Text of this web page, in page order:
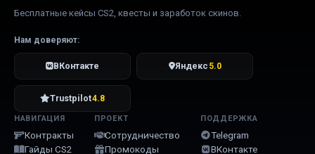
Бесплатные кейсы CS2, квесты и заработок скинов.
Нам доверяют:
ВКонтакте Яндекс 5.0
Trustpilot4.8
НАВИГАЦИЯ
Контракты
Гайды CS2
ПРОЕКТ
Сотрудничество
Промокоды
ПОДДЕРЖКА
Telegram
ВКонтакте